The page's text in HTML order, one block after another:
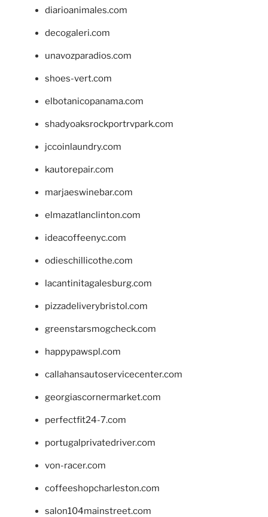
diarioanimales.com
decogaleri.com
unavozparadios.com
shoes-vert.com
elbotanicopanama.com
shadyoaksrockportrvpark.com
jccoinlaundry.com
kautorepair.com
marjaeswinebar.com
elmazatlanclinton.com
ideacoffeenyc.com
odieschillicothe.com
lacantinitagalesburg.com
pizzadeliverybristol.com
greenstarsmogcheck.com
happypawspl.com
callahansautoservicecenter.com
georgiascornermarket.com
perfectfit24-7.com
portugalprivatedriver.com
von-racer.com
coffeeshopcharleston.com
salon104mainstreet.com